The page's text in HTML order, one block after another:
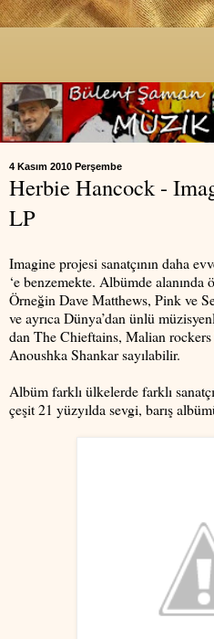
4 Kasım 2010 Perşembe
Herbie Hancock -
LP
Imagine projesi sanatçının daha
‘e benzemekte. Albümde alanında
Örneğin Dave Matthews, Pink ve
ve ayrıca Dünya’dan ünlü
dan The Chieftains, Malian
Anoushka Shankar sayılabilir.
Albüm farklı ülkelerde farklı
çeşit 21 yüzyılda sevgi, barış